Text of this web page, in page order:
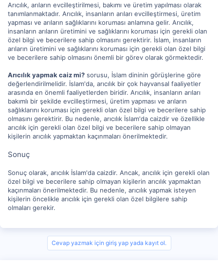
Arıcılık, arıların evcilleştirilmesi, bakımı ve üretim yapılması olarak
tanımlanmaktadır. Arıcılık, insanların arıları evcilleştirmesi, üretim
yapması ve arıların sağlıklarını koruması anlamına gelir. Arıcılık,
insanların arıların üretimini ve sağlıklarını koruması için gerekli olan
özel bilgi ve becerilere sahip olmasını gerektirir. İslam, insanların
arıların üretimini ve sağlıklarını koruması için gerekli olan özel bilgi
ve becerilere sahip olmasını önemli bir görev olarak görmektedir.
Arıcılık yapmak caiz mi? sorusu, İslam dininin görüşlerine göre
değerlendirilmelidir. İslam'da, arıcılık bir çok hayvansal faaliyetler
arasında en önemli faaliyetlerden biridir. Arıcılık, insanların arıları
bakımlı bir şekilde evcilleştirmesi, üretim yapması ve arıların
sağlıklarını koruması için gerekli olan özel bilgi ve becerilere sahip
olmasını gerektirir. Bu nedenle, arıcılık İslam'da caizdir ve özellikle
arıcılık için gerekli olan özel bilgi ve becerilere sahip olmayan
kişilerin arıcılık yapmaktan kaçınmaları önerilmektedir.
Sonuç
Sonuç olarak, arıcılık İslam'da caizdir. Ancak, arıcılık için gerekli olan
özel bilgi ve becerilere sahip olmayan kişilerin arıcılık yapmaktan
kaçınmaları önerilmektedir. Bu nedenle, arıcılık yapmak isteyen
kişilerin öncelikle arıcılık için gerekli olan özel bilgilere sahip
olmaları gerekir.
Cevap yazmak için giriş yap yada kayıt ol.